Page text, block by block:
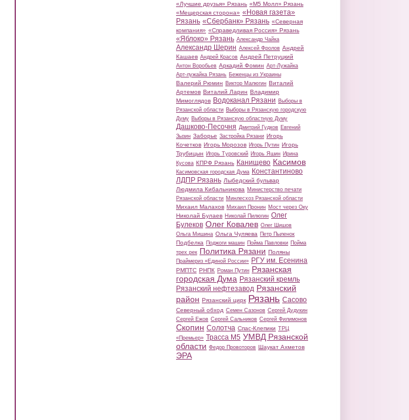
«Лучшие друзья» Рязань «М5 Молл» Рязань
«Мещерская сторона» «Новая газета»
Рязань «Сбербанк» Рязань «Северная
компания» «Справедливая Россия» Рязань
«Яблоко» Рязань Александр Чайка
Александр Шерин Алексей Фролов Андрей
Кашаев Андрей Красов Андрей Петруцкий
Антон Воробьев Аркадий Фомин Арт-Лужайка
Арт-лужайка Рязань Беженцы из Украины
Валерий Рюмин Виктор Малюгин Виталий
Артемов Виталий Ларин Владимир
Мимоглядов Водоканал Рязани Выборы в
Рязанской области Выборы в Рязанскую городскую
Думу Выборы в Рязанскую областную Думу
Дашково-Песочня Дмитрий Гудков Евгений
Зызин Заборье Застройка Рязани Игорь
Кочетков Игорь Морозов Игорь Путин Игорь
Трубицын Игорь Туровский Игорь Яшин Ирина
Кусова КПРФ Рязань Канищево Касимов
Касимовская городская Дума Константиново
ЛДПР Рязань Лыбедский бульвар
Людмила Кибальникова Министерство печати
Рязанской области Минлесхоз Рязанской области
Михаил Малахов Михаил Пронин Мост через Оку
Николай Булаев Николай Пилюгин Олег
Булеков Олег Ковалев Олег Шишов
Ольга Мишина Ольга Чуляева Петр Пыленок
Подбелка Поджоги машин Пойма Павловки Пойма
трех рек Политика Рязани Поляны
Праймериз «Единой России» РГУ им. Есенина
РМПТС РНПК Роман Путин Рязанская
городская Дума Рязанский кремль
Рязанский нефтезавод Рязанский
район Рязанский цирк Рязань Сасово
Северный обход Семен Сазонов Сергей Дудукин
Сергей Ежов Сергей Сальников Сергей Филимонов
Скопин Солотча Спас-Клепики ТРЦ
«Премьер» Трасса М5 УМВД Рязанской
области Федор Провоторов Шаукат Ахметов
ЭРА